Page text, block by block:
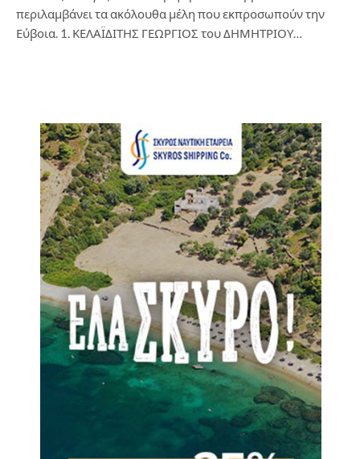
περιλαμβάνει τα ακόλουθα μέλη που εκπροσωπούν την
Εύβοια. 1. ΚΕΛΑΪΔΙΤΗΣ ΓΕΩΡΓΙΟΣ του ΔΗΜΗΤΡΙΟΥ…